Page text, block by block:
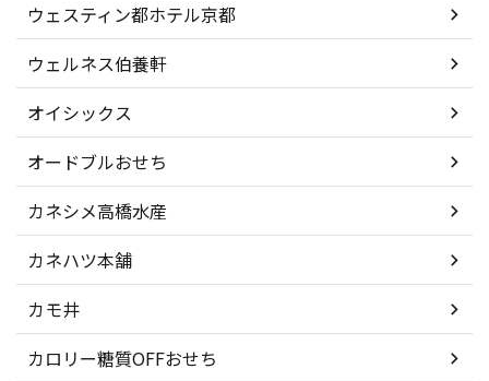
ウェスティン都ホテル京都
ウェルネス伯養軒
オイシックス
オードブルおせち
カネシメ高橋水産
カネハツ本舗
カモ井
カロリー糖質OFFおせち